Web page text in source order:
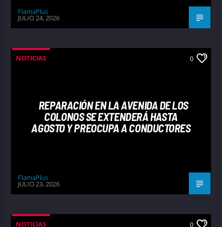
FlamaPlus
JULIO 24, 2026
NOTICIAS 0
REPARACIÓN EN LA AVENIDA DE LOS
COLONOS SE EXTENDERÁ HASTA
AGOSTO Y PREOCUPA A CONDUCTORES
FlamaPlus
JULIO 23, 2026
NOTICIAS 0